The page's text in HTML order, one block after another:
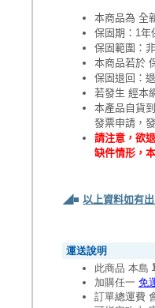
本商品為 全
保固期：1年
保固範圍：
本商品若於
保固退回：
若發生 經本
本產品自貨
發票申請，
請注意，欲
缺件情形，
◢■ 以上資料如有